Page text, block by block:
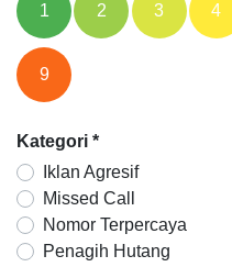
1 2 3 4
9
Kategori *
Iklan Agresif
Missed Call
Nomor Terpercaya
Penagih Hutang